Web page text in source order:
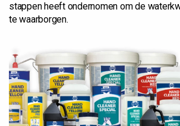
stappen heeft ondernomen om de
te waarborgen.